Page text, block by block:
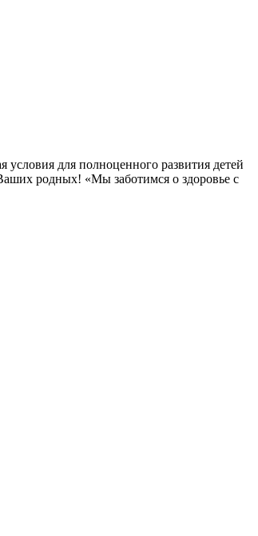
для полноценного развития детей
родных! «Мы заботимся о здоровье с